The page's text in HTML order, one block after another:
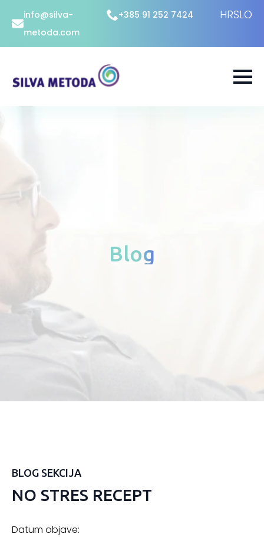
info@silva-
metoda.com
+385 91 252 7424 HRSLO
Blog
BLOG SEKCIJA
NO STRES RECEPT
Datum objave: